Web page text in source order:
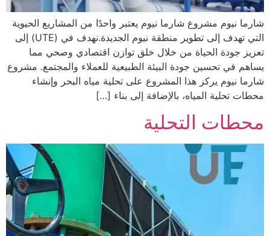
شارما نيوم مشروع شارما نيوم يعتبر واحدًا من المشاريع الحيوية
التي تهدف إلى تطوير منطقة نيوم الجديدة.نهدف في (UTE) إلى
تعزيز جودة الحياة من خلال خلق توازن اقتصادي وصحي مما
يساهم في تحسين جودة البيئة الطبيعية للعملاء والمجتمع. مشروع
شارما نيوم يركز هذا المشروع على تحلية مياه البحر وإنشاء
محطات تحلية المياه، بالإضافة إلى بناء […]
محطات التحلية